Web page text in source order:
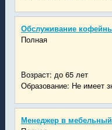
Обслуживание
Полная
Возраст: до 65 лет
Образование: Не имеет
Менеджер в мебельный